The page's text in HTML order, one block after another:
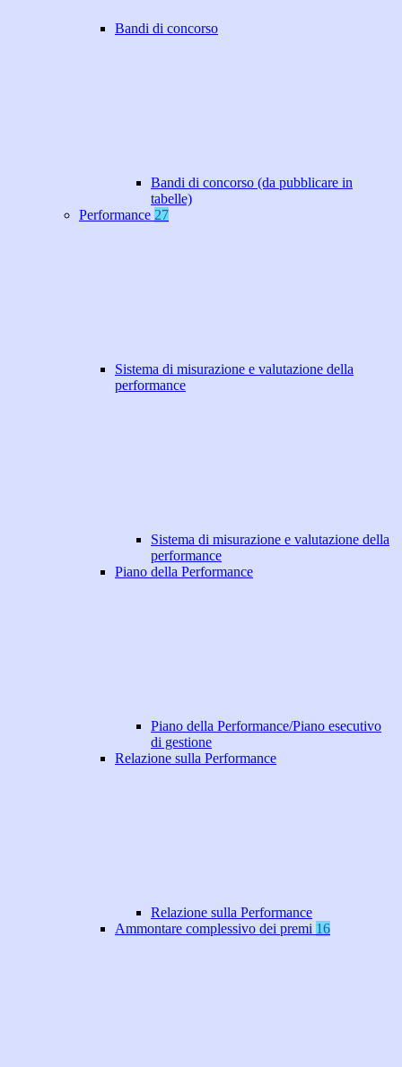
Bandi di concorso
Bandi di concorso (da pubblicare in
tabelle)
Performance 27
Sistema di misurazione e valutazione della
performance
Sistema di misurazione e valutazione della
performance
Piano della Performance
Piano della Performance/Piano esecutivo
di gestione
Relazione sulla Performance
Relazione sulla Performance
Ammontare complessivo dei premi 16